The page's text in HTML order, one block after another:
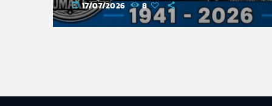
today 17/07/2026 8